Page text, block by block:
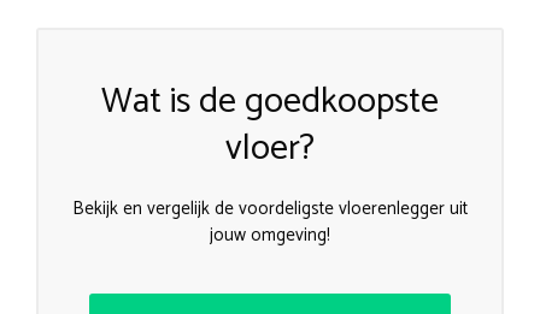
Wat is de goedkoopste
vloer?
Bekijk en vergelijk de voordeligste vloerenlegger uit
jouw omgeving!